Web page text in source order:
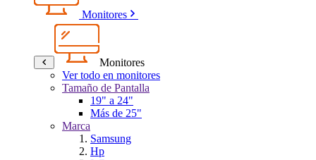
Monitores
Monitores
Ver todo en monitores
Tamaño de Pantalla
19" a 24"
Más de 25"
Marca
Samsung
Hp